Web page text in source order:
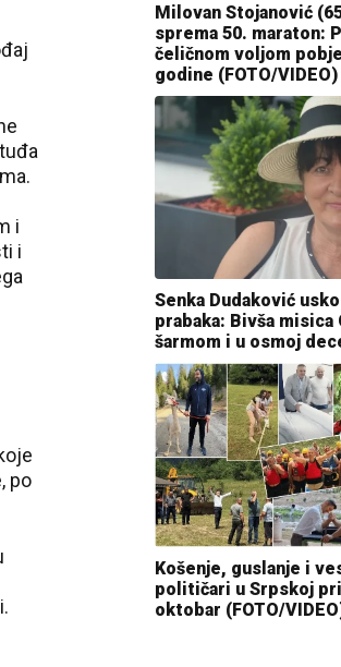
i
i
po
Milovan Stojanović
sprema 50. maraton:
čeličnom voljom
godine (FOTO/VIDEO)
Senka Dudaković
prabaka: Bivša
šarmom i u osmoj
Košenje, guslanje i
političari u Srpskoj
oktobar (FOTO/